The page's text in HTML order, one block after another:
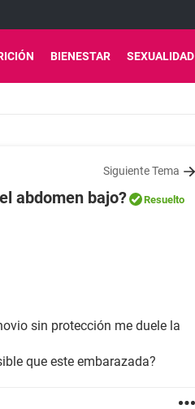
BIENESTAR SEXUALIDAD
Siguiente Tema
abdomen bajo? Resuelto
sin protección me duele la
que este embarazada?